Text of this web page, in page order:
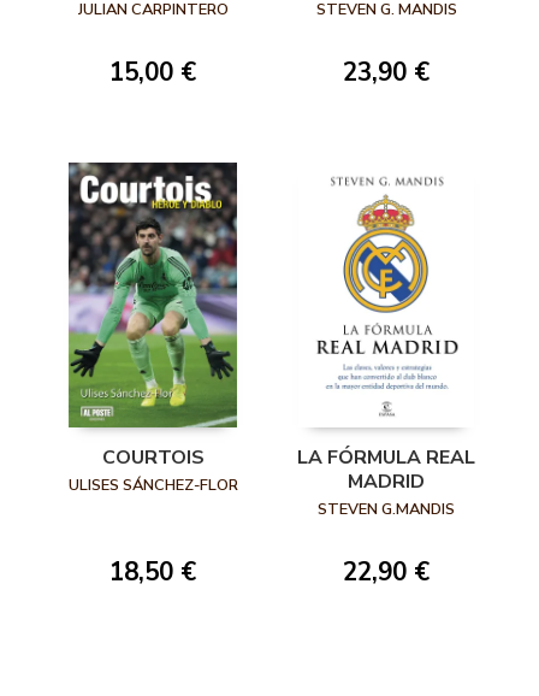
LA CHAMPIONS
JULIAN CARPINTERO
15,00 €
STEVEN G. MANDIS
23,90 €
COURTOIS
ULISES SÁNCHEZ-FLOR
18,50 €
LA FÓRMULA REAL
MADRID
STEVEN G.MANDIS
22,90 €